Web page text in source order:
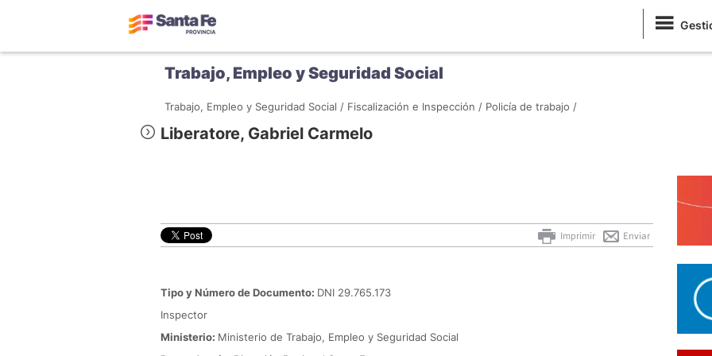
Trabajo, Empleo y Seguridad Social
Trabajo, Empleo y Seguridad Social / Fiscalización e Inspección / Policía de trabajo /
Liberatore, Gabriel Carmelo
Enviar
Imprimir
Tipo y Número de Documento: DNI 29.765.173
Inspector
Ministerio: Ministerio de Trabajo, Empleo y Seguridad Social